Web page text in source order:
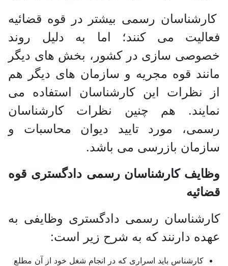
کارشناسان رسمی بیشتر در قوه قضائیه
فعالیت می کنند؛ اما به دلیل روند
خصوصی سازی در کشور، بخش های دیگر
مانند قوه مجریه و سازمان های دیگر هم
از نظرات این کارشناسان استفاده می
نمایند. هم چنین نظرات کارشناسان
رسمی، مورد تایید دیوان محاسبات و
سازمان بازرسی می باشد.
وظایف کارشناسان رسمی دادگستری قوه
قضائیه
کارشناسان رسمی دادگستری وظایفی به
عهده دارنند که به شرح زیر است:
کارشناس باید اسراری که در انجام شغل خود از آن مطلع